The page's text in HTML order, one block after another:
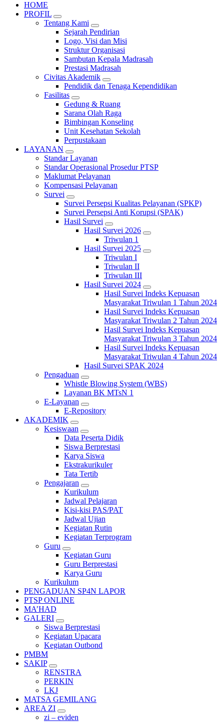
HOME
PROFIL
Tentang Kami
Sejarah Pendirian
Logo, Visi dan Misi
Struktur Organisasi
Sambutan Kepala Madrasah
Prestasi Madrasah
Civitas Akademik
Pendidik dan Tenaga Kependidikan
Fasilitas
Gedung & Ruang
Sarana Olah Raga
Bimbingan Konseling
Unit Kesehatan Sekolah
Perpustakaan
LAYANAN
Standar Layanan
Standar Operasional Prosedur PTSP
Maklumat Pelayanan
Kompensasi Pelayanan
Survei
Survei Persepsi Kualitas Pelayanan (SPKP)
Survei Persepsi Anti Korupsi (SPAK)
Hasil Survei
Hasil Survei 2026
Triwulan 1
Hasil Survei 2025
Triwulan I
Triwulan II
Triwulan III
Hasil Survei 2024
Hasil Survei Indeks Kepuasan
Masyarakat Triwulan 1 Tahun 2024
Hasil Survei Indeks Kepuasan
Masyarakat Triwulan 2 Tahun 2024
Hasil Survei Indeks Kepuasan
Masyarakat Triwulan 3 Tahun 2024
Hasil Survei Indeks Kepuasan
Masyarakat Triwulan 4 Tahun 2024
Hasil Survei SPAK 2024
Pengaduan
Whistle Blowing System (WBS)
Layanan BK MTsN 1
E-Layanan
E-Repository
AKADEMIK
Kesiswaan
Data Peserta Didik
Siswa Berprestasi
Karya Siswa
Ekstrakurikuler
Tata Tertib
Pengajaran
Kurikulum
Jadwal Pelajaran
Kisi-kisi PAS/PAT
Jadwal Ujian
Kegiatan Rutin
Kegiatan Terprogram
Guru
Kegiatan Guru
Guru Berprestasi
Karya Guru
Kurikulum
PENGADUAN SP4N LAPOR
PTSP ONLINE
MA’HAD
GALERI
Siswa Berprestasi
Kegiatan Upacara
Kegiatan Outbond
PMBM
SAKIP
RENSTRA
PERKIN
LKJ
MATSA GEMILANG
AREA ZI
zi – eviden